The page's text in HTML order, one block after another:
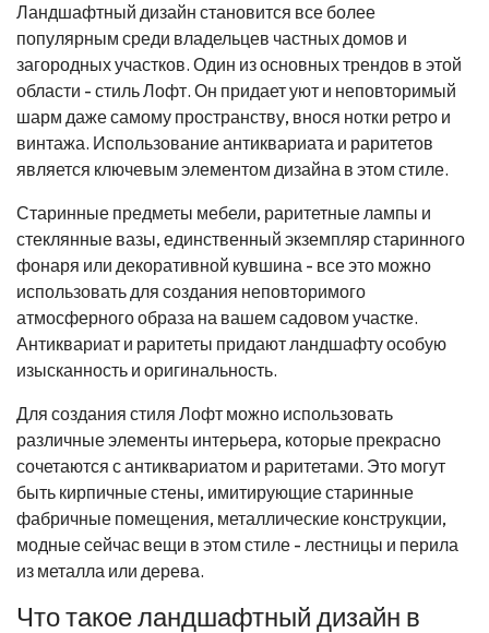
Ландшафтный дизайн становится все более
популярным среди владельцев частных домов и
загородных участков. Один из основных трендов в этой
области - стиль Лофт. Он придает уют и неповторимый
шарм даже самому пространству, внося нотки ретро и
винтажа. Использование антиквариата и раритетов
является ключевым элементом дизайна в этом стиле.
Старинные предметы мебели, раритетные лампы и
стеклянные вазы, единственный экземпляр старинного
фонаря или декоративной кувшина - все это можно
использовать для создания неповторимого
атмосферного образа на вашем садовом участке.
Антиквариат и раритеты придают ландшафту особую
изысканность и оригинальность.
Для создания стиля Лофт можно использовать
различные элементы интерьера, которые прекрасно
сочетаются с антиквариатом и раритетами. Это могут
быть кирпичные стены, имитирующие старинные
фабричные помещения, металлические конструкции,
модные сейчас вещи в этом стиле - лестницы и перила
из металла или дерева.
Что такое ландшафтный дизайн в